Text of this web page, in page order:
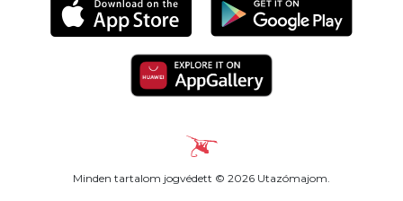
Minden tartalom jogvédett © 2026 Utazómajom.